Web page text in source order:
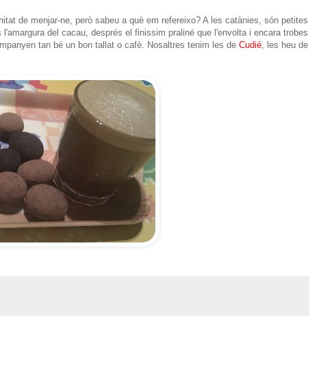
de menjar-ne, però sabeu a què em refereixo? A les catànies, són petites
del cacau, després el finissim praliné que l'envolta i encara trobes
tan bé un bon tallat o cafè. Nosaltres tenim les de Cudié, les heu de